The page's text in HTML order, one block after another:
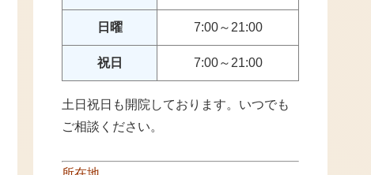
日曜 7:00～21:00
祝日 7:00～21:00
土日祝日も開院しております。いつでも
ご相談ください。